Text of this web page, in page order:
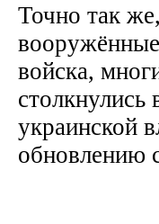
Точно так
войска,
столкнулись
украинской
обновлению